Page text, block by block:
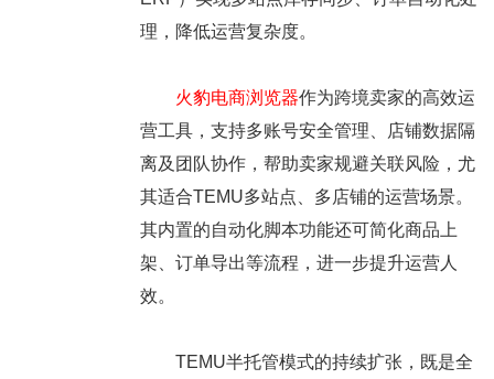
理，降低运营复杂度。
火豹电商浏览器作为跨境卖家的高效运
营工具，支持多账号安全管理、店铺数据隔
离及团队协作，帮助卖家规避关联风险，尤
其适合TEMU多站点、多店铺的运营场景。
其内置的自动化脚本功能还可简化商品上
架、订单导出等流程，进一步提升运营人
效。
TEMU半托管模式的持续扩张，既是全